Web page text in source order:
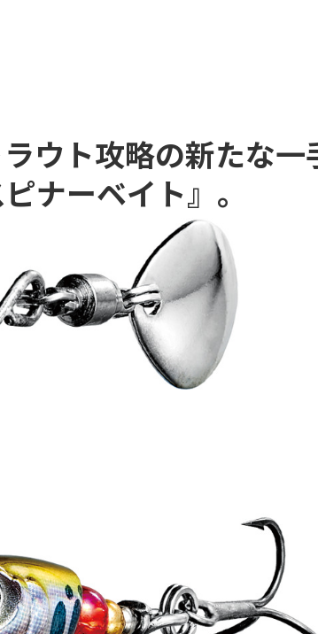
ウト攻略の新たな一
ナーベイト』。